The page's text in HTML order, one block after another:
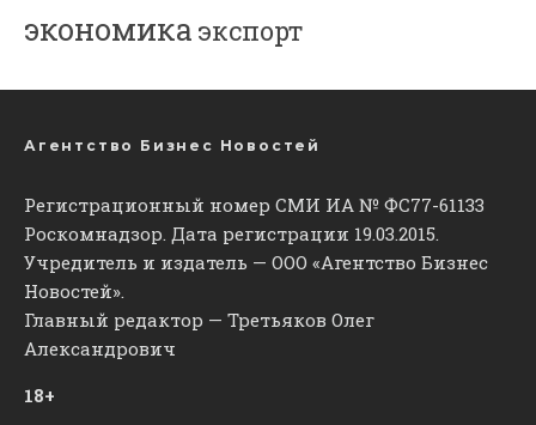
экономика экспорт
Агентство Бизнес Новостей
Регистрационный номер СМИ ИА № ФС77-61133
Роскомнадзор. Дата регистрации 19.03.2015.
Учредитель и издатель — ООО «Агентство Бизнес
Новостей».
Главный редактор — Третьяков Олег
Александрович
18+